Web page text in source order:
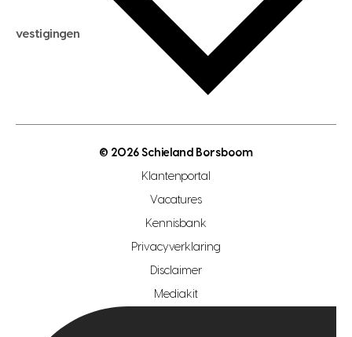
hypotheekadvies
maximale hypotheek berekenen
hypotheek bespaarcheck
gratis zoekprofiel aanmaken
open woningwaarde dag
vestigingen
makelaar regio zoetermeer
hypotheekshop regio den haag
hypotheekshop regio rotterdam
© 2026 Schieland Borsboom
Klantenportal
Vacatures
Kennisbank
Privacyverklaring
Disclaimer
Mediakit